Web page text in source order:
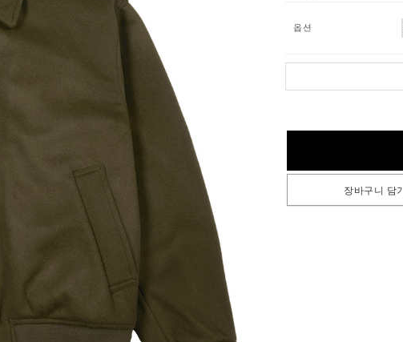
옵션
장바구니 담기